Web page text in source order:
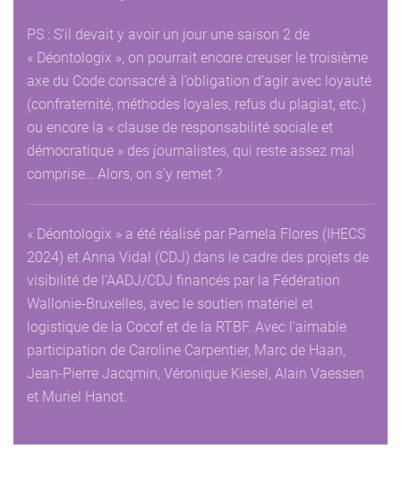
PS : S’il devait y avoir un jour une saison 2 de
« Déontologix », on pourrait encore creuser le troisième
axe du Code consacré à l’obligation d’agir avec loyauté
(confraternité, méthodes loyales, refus du plagiat, etc.)
ou encore la « clause de responsabilité sociale et
démocratique » des journalistes, qui reste assez mal
comprise… Alors, on s’y remet ?
« Déontologix » a été réalisé par Pamela Flores (IHECS
2024) et Anna Vidal (CDJ) dans le cadre des projets de
visibilité de l’AADJ/CDJ financés par la Fédération
Wallonie-Bruxelles, avec le soutien matériel et
logistique de la Cocof et de la RTBF. Avec l’aimable
participation de Caroline Carpentier, Marc de Haan,
Jean-Pierre Jacqmin, Véronique Kiesel, Alain Vaessen
et Muriel Hanot.